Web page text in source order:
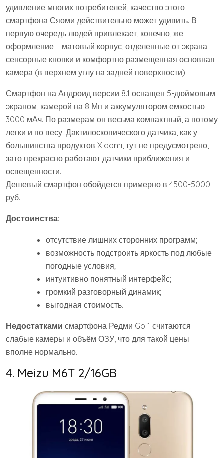
удивление многих потребителей, качество этого
смартфона Сяоми действительно может удивить. В
первую очередь людей привлекает, конечно, же
оформление – матовый корпус, отделенные от экрана
сенсорные кнопки и комфортно размещенная основная
камера (в верхнем углу на задней поверхности).
Смартфон на Андроид версии 8.1 оснащен 5-дюймовым
экраном, камерой на 8 Мп и аккумулятором емкостью
3000 мАч. По размерам он весьма компактный, а потому
легки и по весу. Дактилоскопического датчика, как у
большинства продуктов Xiaomi, тут не предусмотрено,
зато прекрасно работают датчики приближения и
освещенности.
Дешевый смартфон обойдется примерно в 4500-5000
руб.
Достоинства:
отсутствие лишних сторонних программ;
возможность подстроить яркость под любые
погодные условия;
интуитивно понятный интерфейс;
громкий разговорный динамик;
выгодная стоимость.
Недостатками смартфона Редми Go 1 считаются
слабые камеры и объём ОЗУ, что для такой цены
вполне нормально.
4. Meizu M6T 2/16GB